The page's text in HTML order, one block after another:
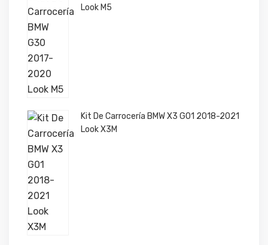
Look M5
Kit De Carrocería BMW X3 G01 2018-2021
Look X3M